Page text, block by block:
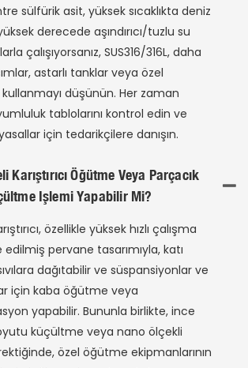
sülfürik asit, yüksek sıcaklıkta deniz
derecede aşındırıcı/tuzlu su
çalışıyorsanız, SUS316/316L, daha
astarlı tanklar veya özel
düşünün. Her zaman
tablolarını kontrol edin ve
için tedarikçilere danışın.
Karıştırıcı Öğütme Veya Parçacık
Işlemi Yapabilir Mi?
özellikle yüksek hızlı çalışma
pervane tasarımıyla, katı
dağıtabilir ve süspansiyonlar ve
için kaba öğütme veya
yapabilir. Bununla birlikte, ince
küçültme veya nano ölçekli
özel öğütme ekipmanlarının